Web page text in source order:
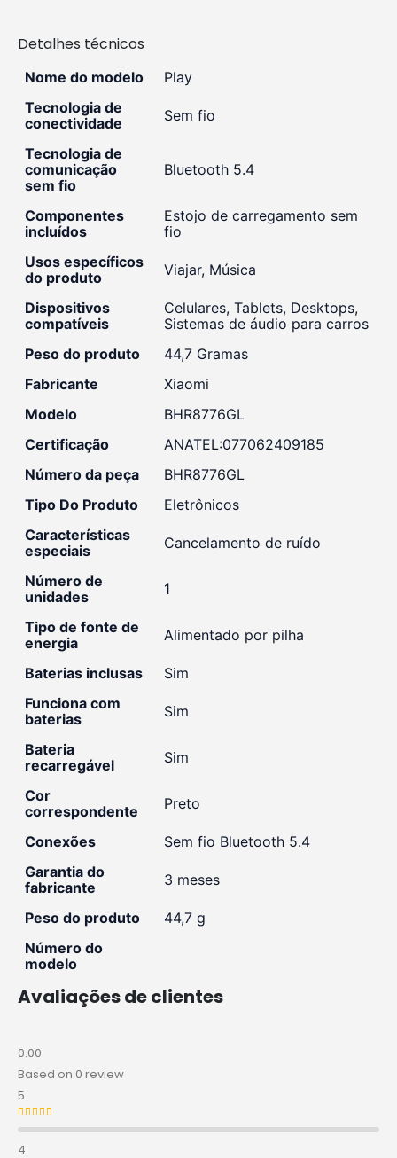
Detalhes técnicos
Nome do modelo
‎Play
Tecnologia de
conectividade
‎Sem fio
Tecnologia de
comunicação
sem fio
‎Bluetooth 5.4
Componentes
incluídos
‎Estojo de carregamento sem
fio
Usos específicos
do produto
‎Viajar, Música
Dispositivos
compatíveis
‎Celulares, Tablets, Desktops,
Sistemas de áudio para carros
Peso do produto
‎44,7 Gramas
Fabricante
‎Xiaomi
Modelo
‎BHR8776GL
Certificação
‎ANATEL:077062409185
Número da peça
‎BHR8776GL
Tipo Do Produto
‎Eletrônicos
Características
especiais
‎Cancelamento de ruído
Número de
unidades
‎1
Tipo de fonte de
energia
‎Alimentado por pilha
Baterias inclusas
‎Sim
Funciona com
baterias
‎Sim
Bateria
recarregável
‎Sim
Cor
correspondente
‎Preto
Conexões
‎Sem fio Bluetooth 5.4
Garantia do
fabricante
‎3 meses
Peso do produto
‎44,7 g
Número do
modelo
Avaliações de clientes
0.00
Based on 0 review
5
Avaliação5de 5
4